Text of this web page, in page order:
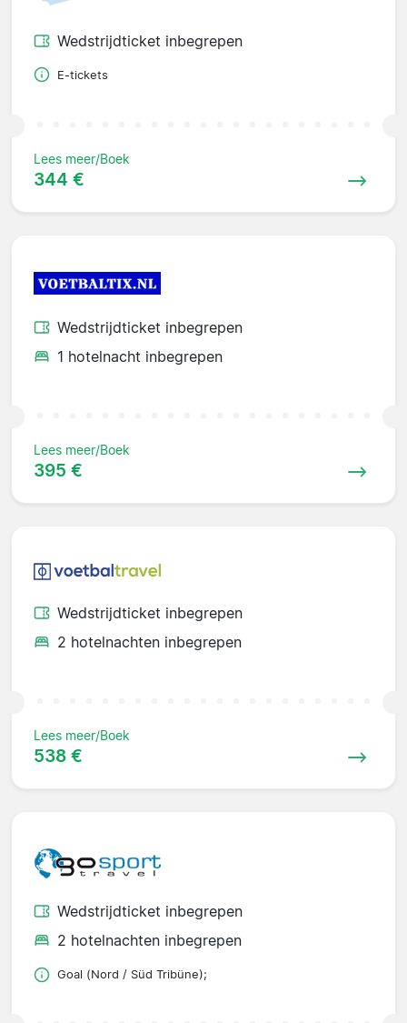
Wedstrijdticket inbegrepen
E-tickets
Lees meer/Boek
344 €
Wedstrijdticket inbegrepen
1 hotelnacht inbegrepen
Lees meer/Boek
395 €
Wedstrijdticket inbegrepen
2 hotelnachten inbegrepen
Lees meer/Boek
538 €
Wedstrijdticket inbegrepen
2 hotelnachten inbegrepen
Goal (Nord / Süd Tribüne);